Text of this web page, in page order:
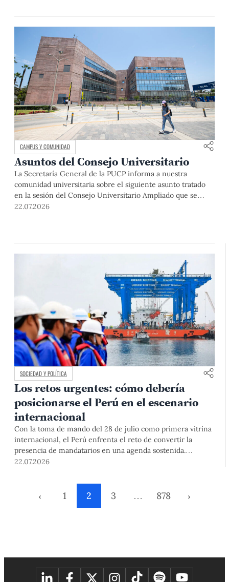
CAMPUS Y COMUNIDAD
Asuntos del Consejo Universitario
La Secretaría General de la PUCP informa a nuestra
comunidad universitaria sobre el siguiente asunto tratado
en la sesión del Consejo Universitario Ampliado que se
realizó el día miércoles 24 de junio de 2026: Plan de
22.07.2026
SOCIEDAD Y POLÍTICA
Los retos urgentes: cómo debería
posicionarse el Perú en el escenario
internacional
Con la toma de mando del 28 de julio como primera vitrina
internacional, el Perú enfrenta el reto de convertir la
presencia de mandatarios en una agenda sostenida.
Especialistas PUCP plantean superar la reacción coyuntural,
cooperación y capacidad de liderazgo regional.
22.07.2026
‹ 1 2 3 … 878 ›